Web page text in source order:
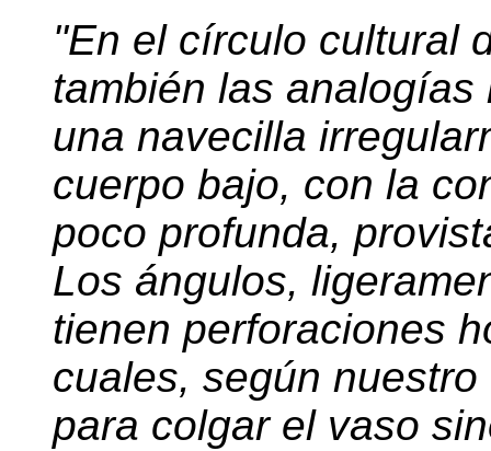
"En el círculo cultural
también las
una navecilla
cuerpo bajo, con la
poco profunda,
Los ángulos,
tienen perforaciones
cuales, según
para colgar el vaso